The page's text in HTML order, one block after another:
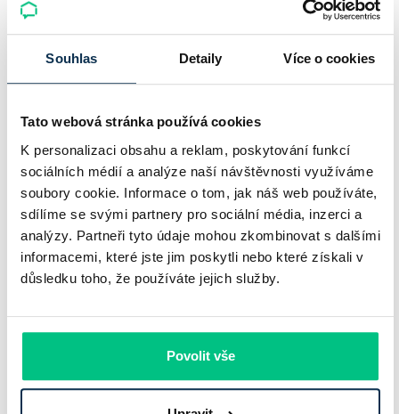
Souhlas Detaily Více o cookies
Tato webová stránka používá cookies
K personalizaci obsahu a reklam, poskytování funkcí
sociálních médií a analýze naší návštěvnosti využíváme
soubory cookie. Informace o tom, jak náš web používáte,
sdílíme se svými partnery pro sociální média, inzerci a
analýzy. Partneři tyto údaje mohou zkombinovat s dalšími
informacemi, které jste jim poskytli nebo které získali v
důsledku toho, že používáte jejich služby.
Povolit vše
prodloužila slevu do 6.9.2026
Český hypoteční trh na konci července 2026 potvrzuje, že
sazby zůstávají pod tlakem a část bank pokračuje v jejich
Pavel Pohanka |aktualizováno: 04.08.2026
4 minuty k přečtení